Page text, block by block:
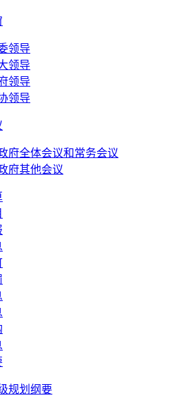
领导
领导
领导
领导
府全体会议和常务会议
府其他会议
规划纲要